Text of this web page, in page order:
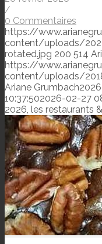
/
0 Commentaires
https://
content/uploads/
rotated.jpg 200 514
https://
content/uploads/
Ariane Grumbach
10:37:502026-02-27
2026, les restaurants